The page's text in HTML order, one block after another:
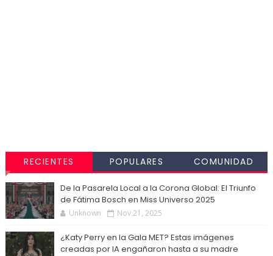
RECIENTES POPULARES COMUNIDAD
De la Pasarela Local a la Corona Global: El Triunfo
de Fátima Bosch en Miss Universo 2025
Unknown Nov 21, 2025
¿Katy Perry en la Gala MET? Estas imágenes
creadas por IA engañaron hasta a su madre